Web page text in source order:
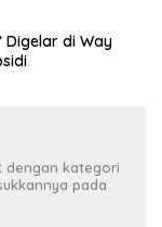
Digelar di Way
dengan kategori
pada